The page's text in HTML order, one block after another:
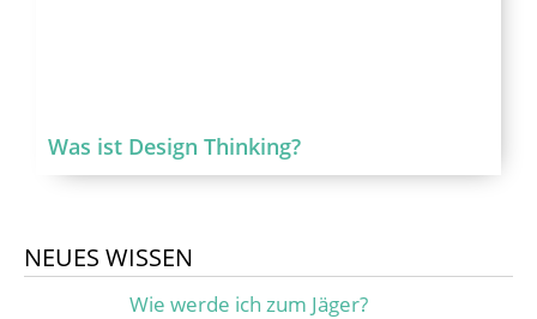
Was ist Design Thinking?
NEUES WISSEN
Wie werde ich zum Jäger?